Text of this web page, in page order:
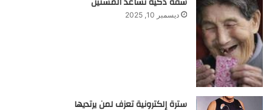
ديسمبر 10, 2025
سترة إلكترونية تعزف لمن يرتديها